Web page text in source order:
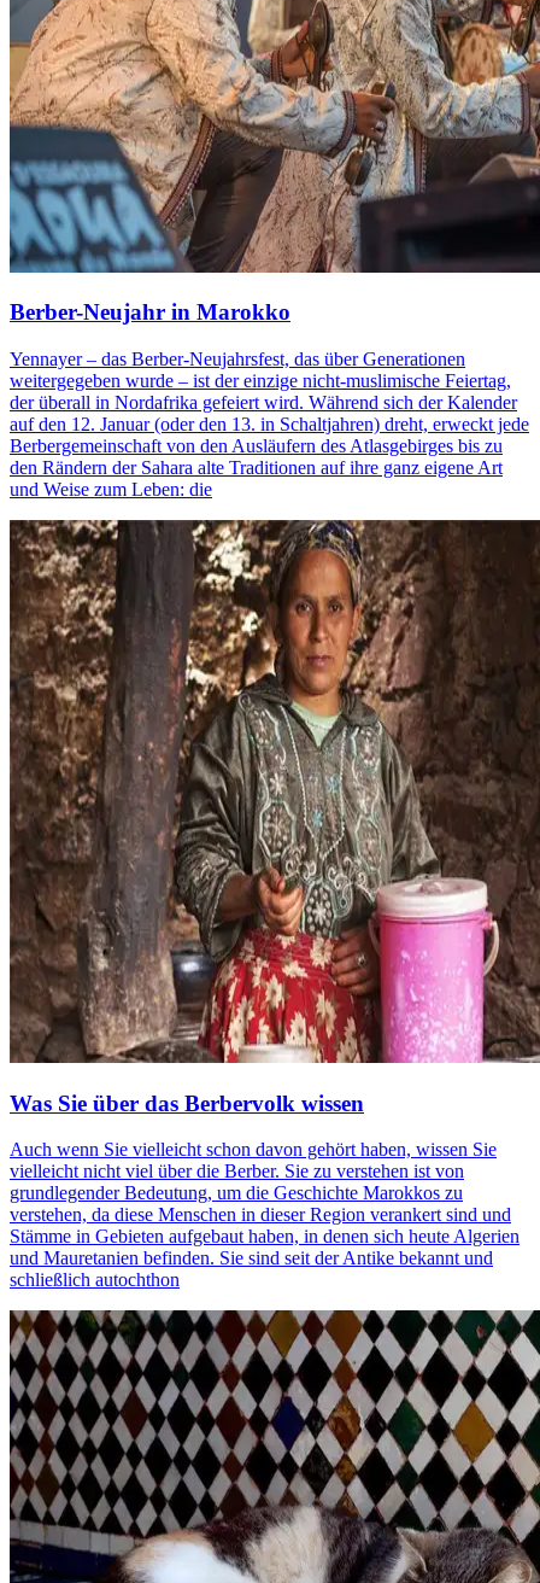
Berber-Neujahr in Marokko
Yennayer – das Berber-Neujahrsfest, das über Generationen
weitergegeben wurde – ist der einzige nicht-muslimische Feiertag,
der überall in Nordafrika gefeiert wird. Während sich der Kalender
auf den 12. Januar (oder den 13. in Schaltjahren) dreht, erweckt jede
Berbergemeinschaft von den Ausläufern des Atlasgebirges bis zu
den Rändern der Sahara alte Traditionen auf ihre ganz eigene Art
und Weise zum Leben: die
Was Sie über das Berbervolk wissen
Auch wenn Sie vielleicht schon davon gehört haben, wissen Sie
vielleicht nicht viel über die Berber. Sie zu verstehen ist von
grundlegender Bedeutung, um die Geschichte Marokkos zu
verstehen, da diese Menschen in dieser Region verankert sind und
Stämme in Gebieten aufgebaut haben, in denen sich heute Algerien
und Mauretanien befinden. Sie sind seit der Antike bekannt und
schließlich autochthon